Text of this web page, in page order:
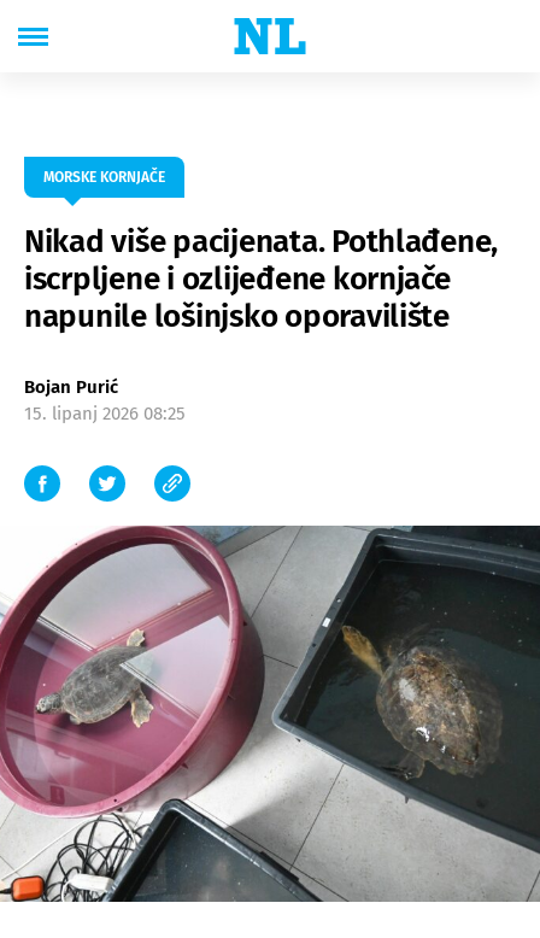
MORSKE KORNJAČE
Nikad više pacijenata. Pothlađene,
iscrpljene i ozlijeđene kornjače
napunile lošinjsko oporavilište
Bojan Purić
15. lipanj 2026 08:25